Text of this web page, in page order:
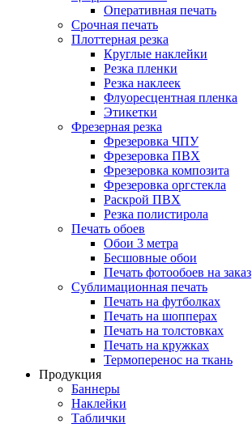
Оперативная печать
Срочная печать
Плоттерная резка
Круглые наклейки
Резка пленки
Резка наклеек
Флуоресцентная пленка
Этикетки
Фрезерная резка
Фрезеровка ЧПУ
Фрезеровка ПВХ
Фрезеровка композита
Фрезеровка оргстекла
Раскрой ПВХ
Резка полистирола
Печать обоев
Обои 3 метра
Бесшовные обои
Печать фотообоев на заказ
Сублимационная печать
Печать на футболках
Печать на шопперах
Печать на толстовках
Печать на кружках
Термоперенос на ткань
Продукция
Баннеры
Наклейки
Таблички